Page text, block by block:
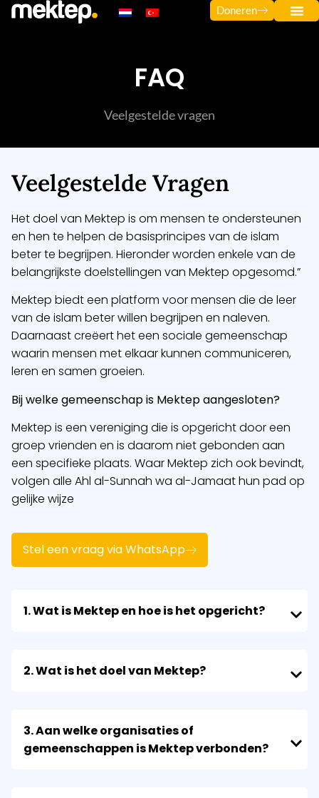
Doneren
FAQ
Veelgestelde vragen
Veelgestelde Vragen
Het doel van Mektep is om mensen te ondersteunen
en hen te helpen de basisprincipes van de islam
beter te begrijpen. Hieronder worden enkele van de
belangrijkste doelstellingen van Mektep opgesomd.”
Mektep biedt een platform voor mensen die de leer
van de islam beter willen begrijpen en naleven.
Daarnaast creëert het een sociale gemeenschap
waarin mensen met elkaar kunnen communiceren,
leren en samen groeien.
Bij welke gemeenschap is Mektep aangesloten?
Mektep is een vereniging die is opgericht door een
groep vrienden en is daarom niet gebonden aan
een specifieke plaats. Waar Mektep zich ook bevindt,
volgen alle Ahl al-Sunnah wa al-Jamaat hun pad op
gelijke wijze
Stel een vraag via WhatsApp
1. Wat is Mektep en hoe is het opgericht?
2. Wat is het doel van Mektep?
3. Aan welke organisaties of
gemeenschappen is Mektep verbonden?